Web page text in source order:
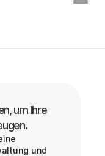
um Ihre
Kunden nachhaltig zu überzeugen.
und